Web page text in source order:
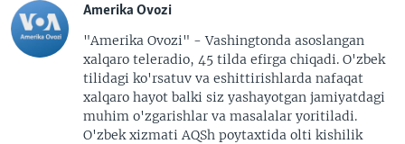
Amerika Ovozi
"Amerika Ovozi" - Vashingtonda asoslangan
xalqaro teleradio, 45 tilda efirga chiqadi. O'zbek
tilidagi ko'rsatuv va eshittirishlarda nafaqat
xalqaro hayot balki siz yashayotgan jamiyatdagi
muhim o'zgarishlar va masalalar yoritiladi.
O'zbek xizmati AQSh poytaxtida olti kishilik